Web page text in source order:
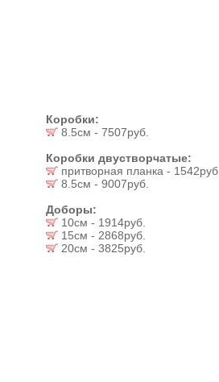
Коробки:
8.5см - 7507руб.
Коробки двустворчатые:
притворная планка - 1542руб.
8.5см - 9007руб.
Доборы:
10см - 1914руб.
15см - 2868руб.
20см - 3825руб.